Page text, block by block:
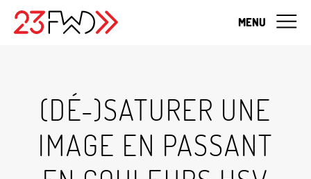
MENU
(DÉ-)SATURER UNE
IMAGE EN PASSANT